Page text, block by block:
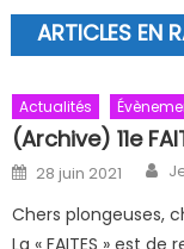
ARTICLES EN
Actualités
(Archive) 11e
Posted on
28 juin 2021
Chers plongeuses,